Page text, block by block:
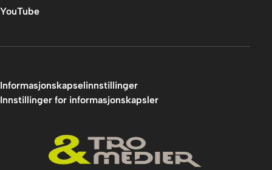
YouTube
Informasjonskapselinnstillinger
Innstillinger for informasjonskapsler